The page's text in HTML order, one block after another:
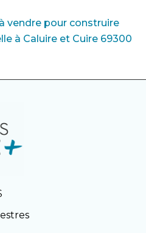
vendre pour construire
à Caluire et Cuire 69300